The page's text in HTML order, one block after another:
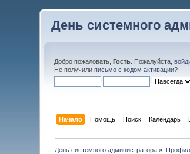
День системного
Добро пожаловать,Гость . Пожалуйста,
Не получилиписьмо с кодом активации?
Начало Помощь Поиск Календарь
День системного администратора »